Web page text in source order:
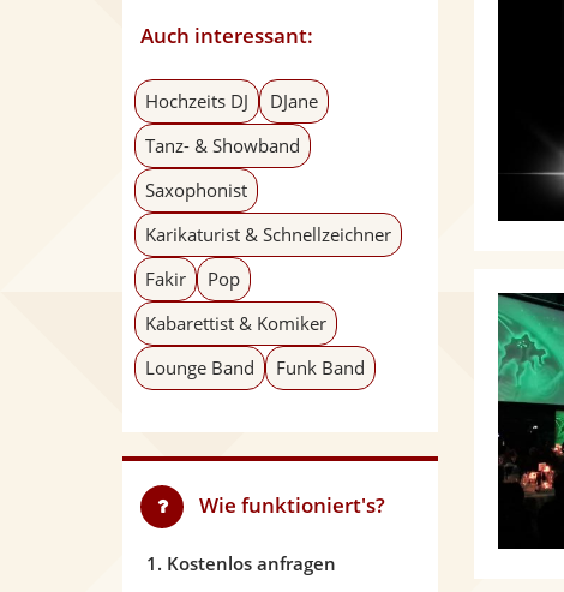
Auch interessant:
Hochzeits DJ
DJane
Tanz- & Showband
Saxophonist
Karikaturist & Schnellzeichner
Fakir
Pop
Kabarettist & Komiker
Lounge Band
Funk Band
Wie funktioniert's?
1. Kostenlos anfragen